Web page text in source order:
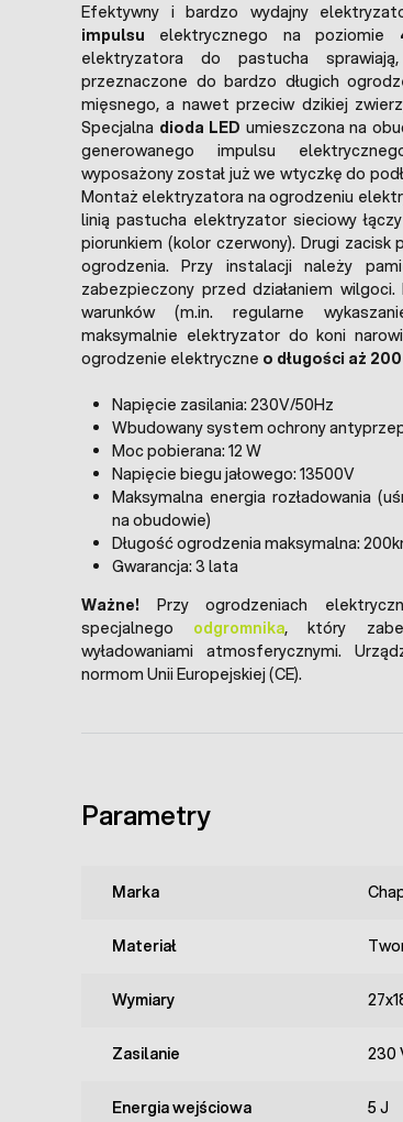
Efektywny i bardzo wydajny
impulsu elektrycznego na poziomie
elektryzatora do pastucha
przeznaczone do bardzo długich
mięsnego, a nawet przeciw dzikiej
Specjalna dioda LED umieszczona na
generowanego impulsu
wyposażony został już we wtyczkę do
Montaż elektryzatora na ogrodzeniu
linią pastucha elektryzator sieciowy
piorunkiem (kolor czerwony). Drugi zacisk
ogrodzenia. Przy instalacji należy
zabezpieczony przed działaniem
warunków (m.in. regularne
maksymalnie elektryzator do koni
ogrodzenie elektryczne o długości aż
Napięcie zasilania: 230V/50Hz
Wbudowany system ochrony
Moc pobierana: 12 W
Napięcie biegu jałowego: 13500V
Maksymalna energia rozładowania
na obudowie)
Długość ogrodzenia maksymalna:
Gwarancja: 3 lata
Ważne! Przy ogrodzeniach
specjalnego odgromnika, który
wyładowaniami atmosferycznymi.
normom Unii Europejskiej (CE).
Parametry
Marka
Materiał
Wymiary
Zasilanie 230
Energia wejściowa 5 J